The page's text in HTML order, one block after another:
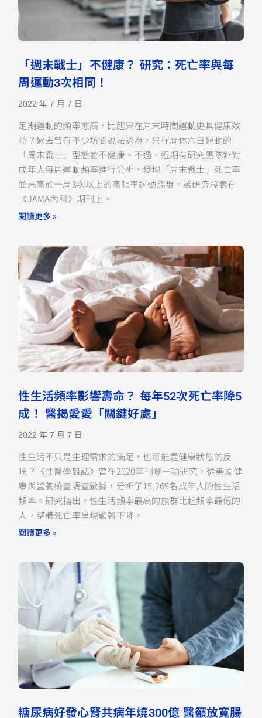
「週末戰士」不健康？ 研究：死亡率與每
周運動3次相同！
2022 年 7 月 7 日
定期運動的頻率愈高，比起只在周末時間運動更具健康效
益？過去曾有不少坊間說法認為，只在周休六日運動的
「周末戰士」型態並不健康。不過，近期有研究團隊針對
成年人每周運動頻率進行分析，發現「周末戰士」死亡率
並未高於一周3次以上的高頻率運動族群。該研究發表在
《JAMA內科》期刊上。
閱讀更多 »
性生活頻率影響壽命？ 每年52次死亡率降5
成！ 醫揭愛愛「關鍵好處」
2022 年 7 月 7 日
性生活不只是生理需求的滿足，也可能是健康狀態的反
映？《性醫學雜誌》曾在2020年刊登一項研究，從美國健
康與營養檢查調查數據，分析了15,269名成年人的性生活
頻率。研究指出，性生活頻率最高的族群比起頻率最低的
人，整體死亡率呈現顯著下降。
閱讀更多 »
糖尿病好發心腎共病年燒300億 醫籲放寬腸